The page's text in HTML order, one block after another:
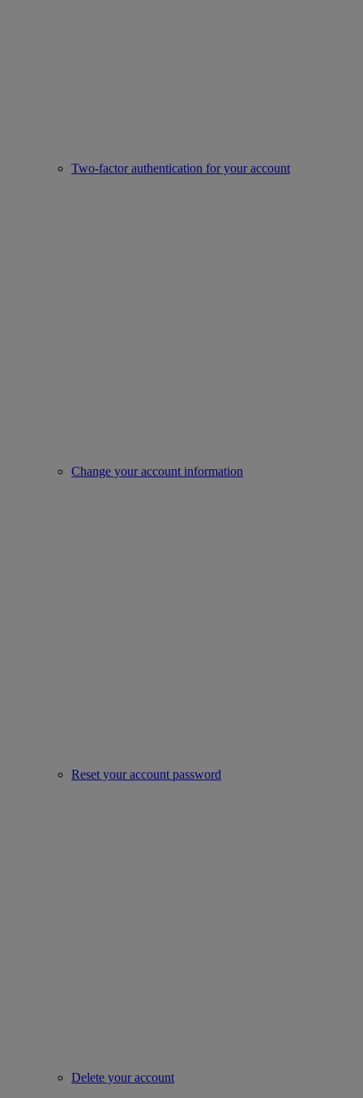
Two-factor authentication for your account
Change your account information
Reset your account password
Delete your account